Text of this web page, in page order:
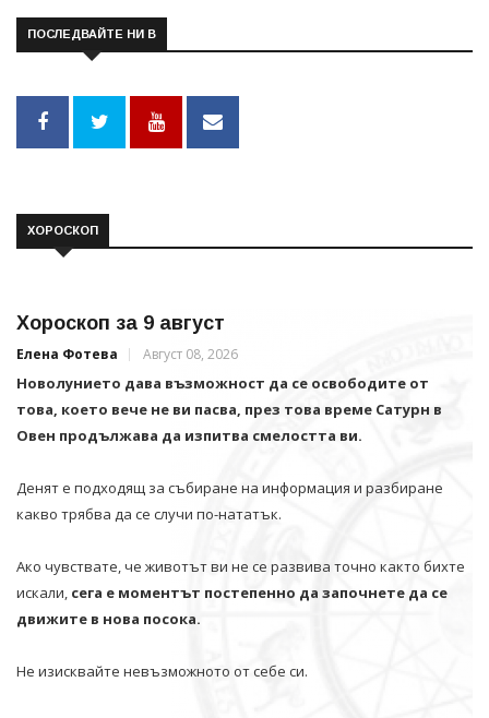
ПОСЛЕДВАЙТЕ НИ В
ХОРОСКОП
Хороскоп за 9 август
Елена Фотева Август 08, 2026
Новолунието дава възможност да се освободите от
това, което вече не ви пасва, през това време Сатурн в
Овен продължава да изпитва смелостта ви.
Денят е подходящ за събиране на информация и разбиране
какво трябва да се случи по-нататък.
Ако чувствате, че животът ви не се развива точно както бихте
искали, сега е моментът постепенно да започнете да се
движите в нова посока.
Не изисквайте невъзможното от себе си.